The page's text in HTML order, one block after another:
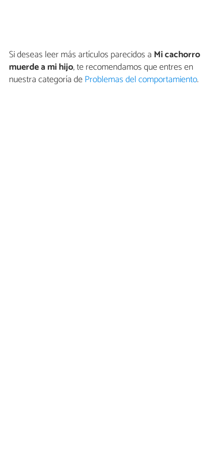
Si deseas leer más artículos parecidos a Mi cachorro
muerde a mi hijo, te recomendamos que entres en
nuestra categoría deProblemas del comportamiento.